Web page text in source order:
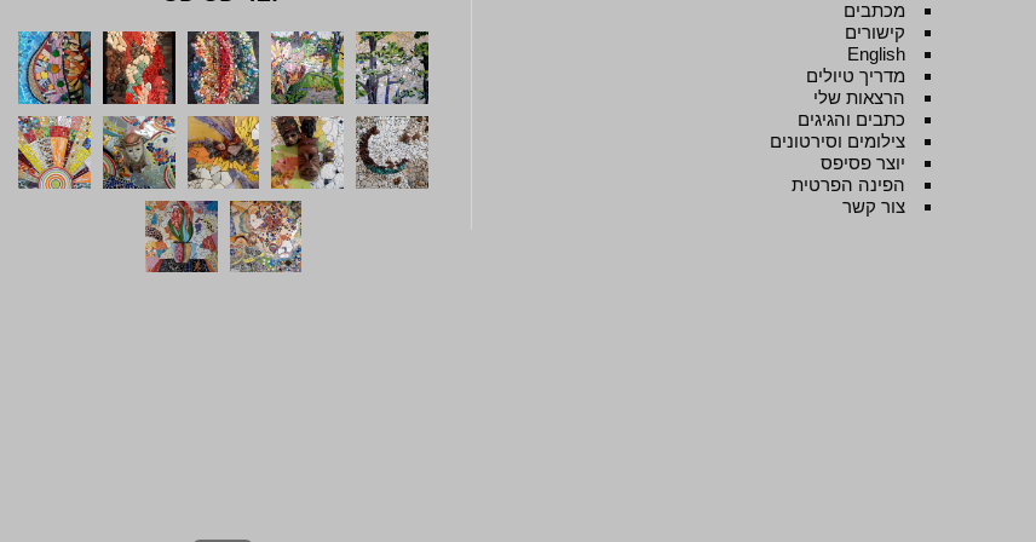
מכתבים
קישורים
English
מדריך טיולים
הרצאות שלי
כתבים והגיגים
צילומים וסירטונים
יוצר פסיפס
הפינה הפרטית
צור קשר